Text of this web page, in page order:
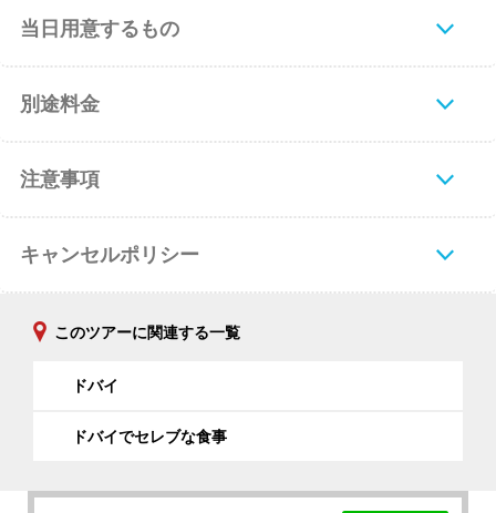
当日用意するもの
別途料金
注意事項
キャンセルポリシー
このツアーに関連する一覧
ドバイ
ドバイでセレブな食事